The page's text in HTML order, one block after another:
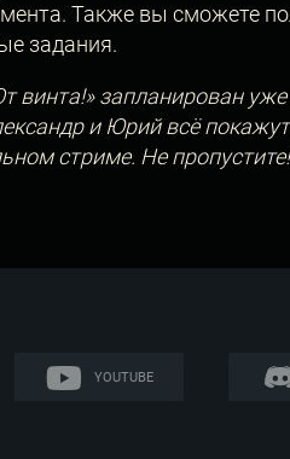
Также вы сможете
задания.
винта!» запланирован
и Юрий всё
стриме. Не пропустите!
YOUTUBE